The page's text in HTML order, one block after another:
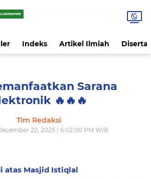
Indeks Artikel Ilmiah
Sarana
🔥🔥🔥
Tim Redaksi
22, 2025 | 6:02:00 PM WIB
atas Masjid Istiqlal